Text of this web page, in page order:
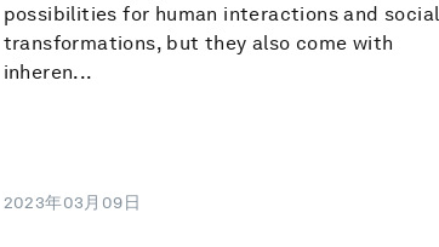
possibilities for human interactions and social
transformations, but they also come with
inheren...
2023年03月09日